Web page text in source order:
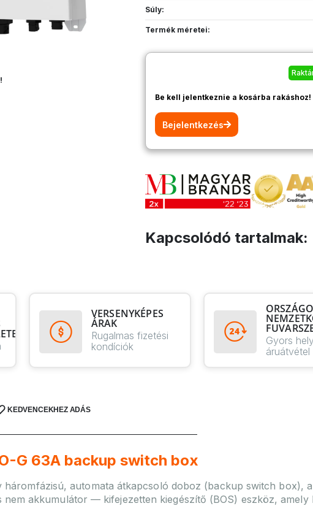
Súly:
Termék méretei:
Be kell jelentkeznie a kosárba rakáshoz!
Bejelentkezés
Kapcsolódó tartalmak:
VERSENYKÉPES
ÁRAK
Rugalmas fizetési
kondíciók
Gyors
áruátvétel
KEDVENCEKHEZ ADÁS
G 63A backup switch box
háromfázisú, automata átkapcsoló doboz (backup switch box),
akkumulátor — kifejezetten kiegészítő (BOS) eszköz, amely